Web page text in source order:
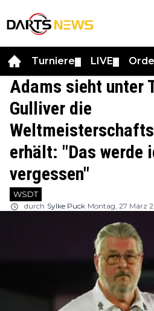
Turniere LIVE
Adams sieht unter
Gulliver die
erhält: "Das werde
vergessen"
WSDT
durch Sylke Puck Montag, 27 März